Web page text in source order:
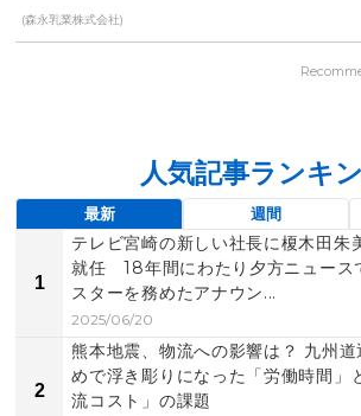
は？
(森永乳業株式会社)
人気記事ランキ
最新 週間
1
テレビ宮崎の新しい社長に榎木田朱
就任 18年間にわたり夕方ニュース
スターを務めたアナウン...
2025/06/20
2
熊本地震、物流への影響は？ 九州道
めで浮き彫りになった「労働時間」
流コスト」の課題